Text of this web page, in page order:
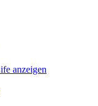
anzeigen